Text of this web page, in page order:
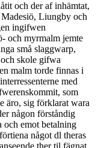
och der af inhämtat,
Liungby och
ingifwen
och myrmalm jemte
små slaggwarp,
skole gifwa
malm torde finnas i
med
som
äro, sig förklarat wara
någon förståndig
och emot betalning
något dl theras